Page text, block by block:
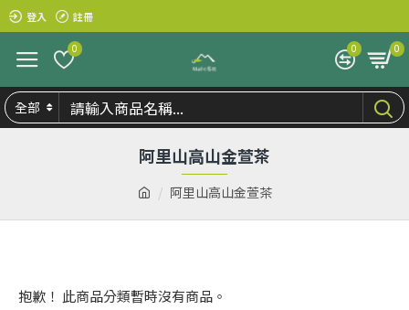
登入 註冊
0 0 0
全部
阿里山高山金萱茶
阿里山高山金萱茶
抱歉！ 此商品分類暫時沒有商品。